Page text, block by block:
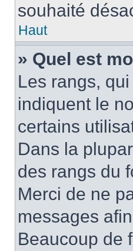
souhaité
Haut
» Quel est
Les rangs,
indiquent le
certains
Dans la
des rangs du
Merci de ne
messages
Beaucoup de